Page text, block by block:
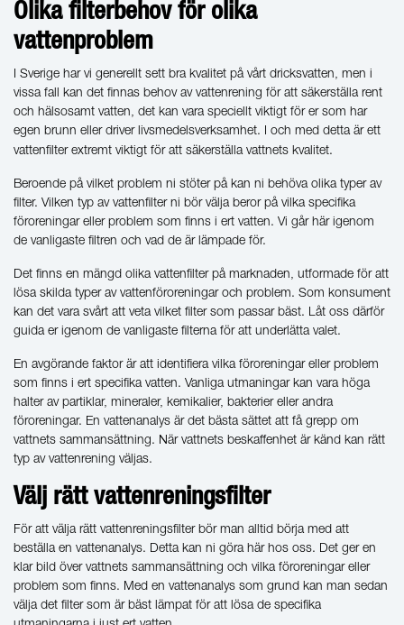
Olika filterbehov för olika
vattenproblem
I Sverige har vi generellt sett bra kvalitet på vårt dricksvatten, men i
vissa fall kan det finnas behov av vattenrening för att säkerställa rent
och hälsosamt vatten, det kan vara speciellt viktigt för er som har
egen brunn eller driver livsmedelsverksamhet. I och med detta är ett
vattenfilter extremt viktigt för att säkerställa vattnets kvalitet.
Beroende på vilket problem ni stöter på kan ni behöva olika typer av
filter. Vilken typ av vattenfilter ni bör välja beror på vilka specifika
föroreningar eller problem som finns i ert vatten. Vi går här igenom
de vanligaste filtren och vad de är lämpade för.
Det finns en mängd olika vattenfilter på marknaden, utformade för att
lösa skilda typer av vattenföroreningar och problem. Som konsument
kan det vara svårt att veta vilket filter som passar bäst. Låt oss därför
guida er igenom de vanligaste filterna för att underlätta valet.
En avgörande faktor är att identifiera vilka föroreningar eller problem
som finns i ert specifika vatten. Vanliga utmaningar kan vara höga
halter av partiklar, mineraler, kemikalier, bakterier eller andra
föroreningar. En vattenanalys är det bästa sättet att få grepp om
vattnets sammansättning. När vattnets beskaffenhet är känd kan rätt
typ av vattenrening väljas.
Välj rätt vattenreningsfilter
För att välja rätt vattenreningsfilter bör man alltid börja med att
beställa en vattenanalys. Detta kan ni göra här hos oss. Det ger en
klar bild över vattnets sammansättning och vilka föroreningar eller
problem som finns. Med en vattenanalys som grund kan man sedan
välja det filter som är bäst lämpat för att lösa de specifika